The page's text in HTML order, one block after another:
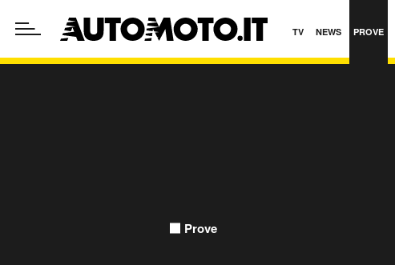
TV NEWS PROVE
Prove